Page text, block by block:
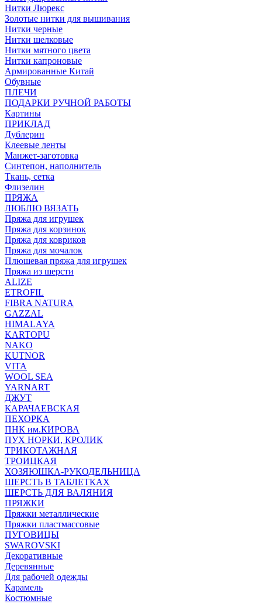
Нитки Люрекс
Золотые нитки для вышивания
Нитки черные
Нитки шелковые
Нитки мятного цвета
Нитки капроновые
Армированные Китай
Обувные
ПЛЕЧИ
ПОДАРКИ РУЧНОЙ РАБОТЫ
Картины
ПРИКЛАД
Дублерин
Клеевые ленты
Манжет-заготовка
Синтепон, наполнитель
Ткань, сетка
Флизелин
ПРЯЖА
ЛЮБЛЮ ВЯЗАТЬ
Пряжа для игрушек
Пряжа для корзинок
Пряжа для ковриков
Пряжа для мочалок
Плюшевая пряжа для игрушек
Пряжа из шерсти
ALIZE
ETROFIL
FIBRA NATURA
GAZZAL
HIMALAYA
KARTOPU
NAKO
KUTNOR
VITA
WOOL SEA
YARNART
ДЖУТ
КАРАЧАЕВСКАЯ
ПЕХОРКА
ПНК им.КИРОВА
ПУХ НОРКИ, КРОЛИК
ТРИКОТАЖНАЯ
ТРОИЦКАЯ
ХОЗЯЮШКА-РУКОДЕЛЬНИЦА
ШЕРСТЬ В ТАБЛЕТКАХ
ШЕРСТЬ ДЛЯ ВАЛЯНИЯ
ПРЯЖКИ
Пряжки металлические
Пряжки пластмассовые
ПУГОВИЦЫ
SWAROVSKI
Декоративные
Деревянные
Для рабочей одежды
Карамель
Костюмные